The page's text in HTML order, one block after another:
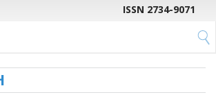
ISSN 2734-9071